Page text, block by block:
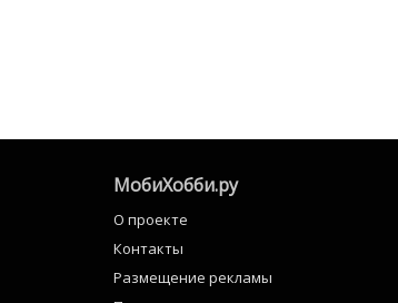
МобиХобби.ру
О проекте
Контакты
Размещение рекламы